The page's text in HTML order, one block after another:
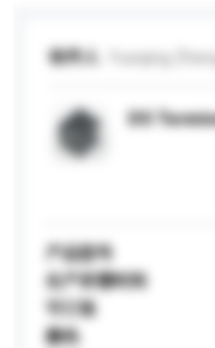
收件人 Yueqing
DS
产品型号
生产所需时间
可订造
颜色